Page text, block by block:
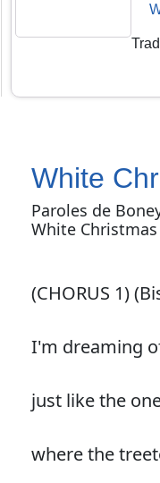
White
Paroles de
White Christmas
(CHORUS 1)
I'm dreaming
just like the
where the